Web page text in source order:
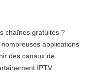
chaînes gratuites ?
applications
des canaux de
IPTV